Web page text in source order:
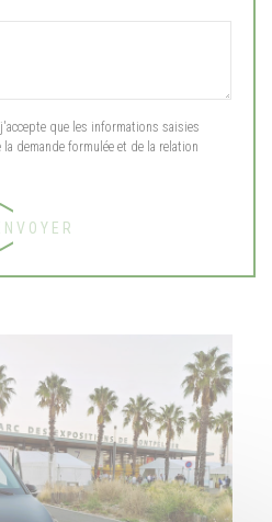
que les informations saisies
demande formulée et de la relation